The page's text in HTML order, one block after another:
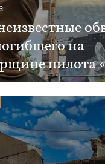
на
пилота